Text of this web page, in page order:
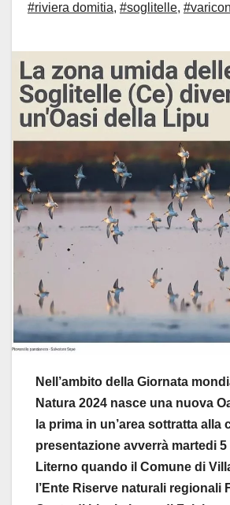
#riviera domitia, #soglitelle,
Nell’ambito della Giornata
Natura 2024 nasce una nuova
la prima in un’area sottratta alla
presentazione avverrà martedi 5
Literno quando il Comune di
l’Ente Riserve naturali regionali